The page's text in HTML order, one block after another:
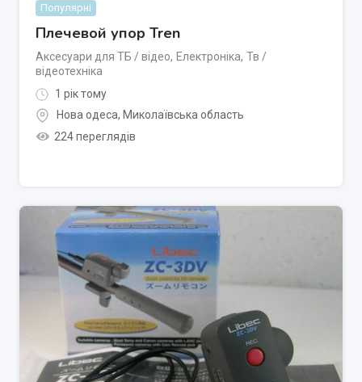
Популярні
Плечевой упор Tren
Аксесуари для ТБ / відео, Електроніка, Тв /
відеотехніка
1 рік тому
Нова одеса, Миколаївська область
224 переглядів